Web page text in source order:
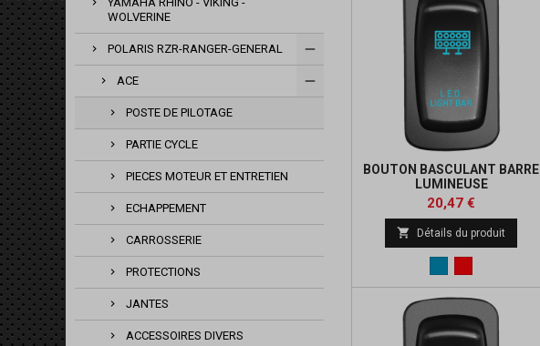
WOLVERINE
POLARIS RZR-RANGER-GENERAL
ACE
POSTE DE PILOTAGE
PARTIE CYCLE
PIECES MOTEUR ET ENTRETIEN
ECHAPPEMENT
CARROSSERIE
PROTECTIONS
JANTES
ACCESSOIRES DIVERS
BOUTON BASCULANT BARRE
LUMINEUSE
Prix
20,47 €
base
 Détails du produit